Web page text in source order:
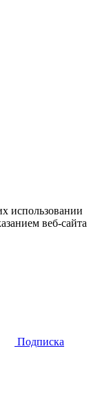
использовании
веб-сайта
Подписка